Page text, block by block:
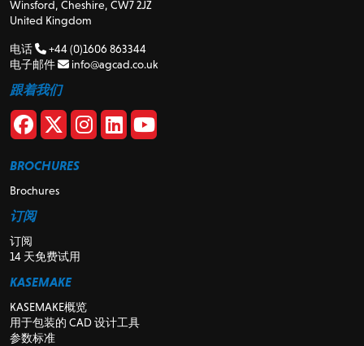
Winsford, Cheshire, CW7 2JZ
United Kingdom
电话
+44 (0)1606 863344
电子邮件
info@agcad.co.uk
跟着我们
BROCHURES
Brochures
订阅
订阅
14 天免费试用
KASEMAKE
KASEMAKE概览
用于包装的 CAD 设计工具
参数标准